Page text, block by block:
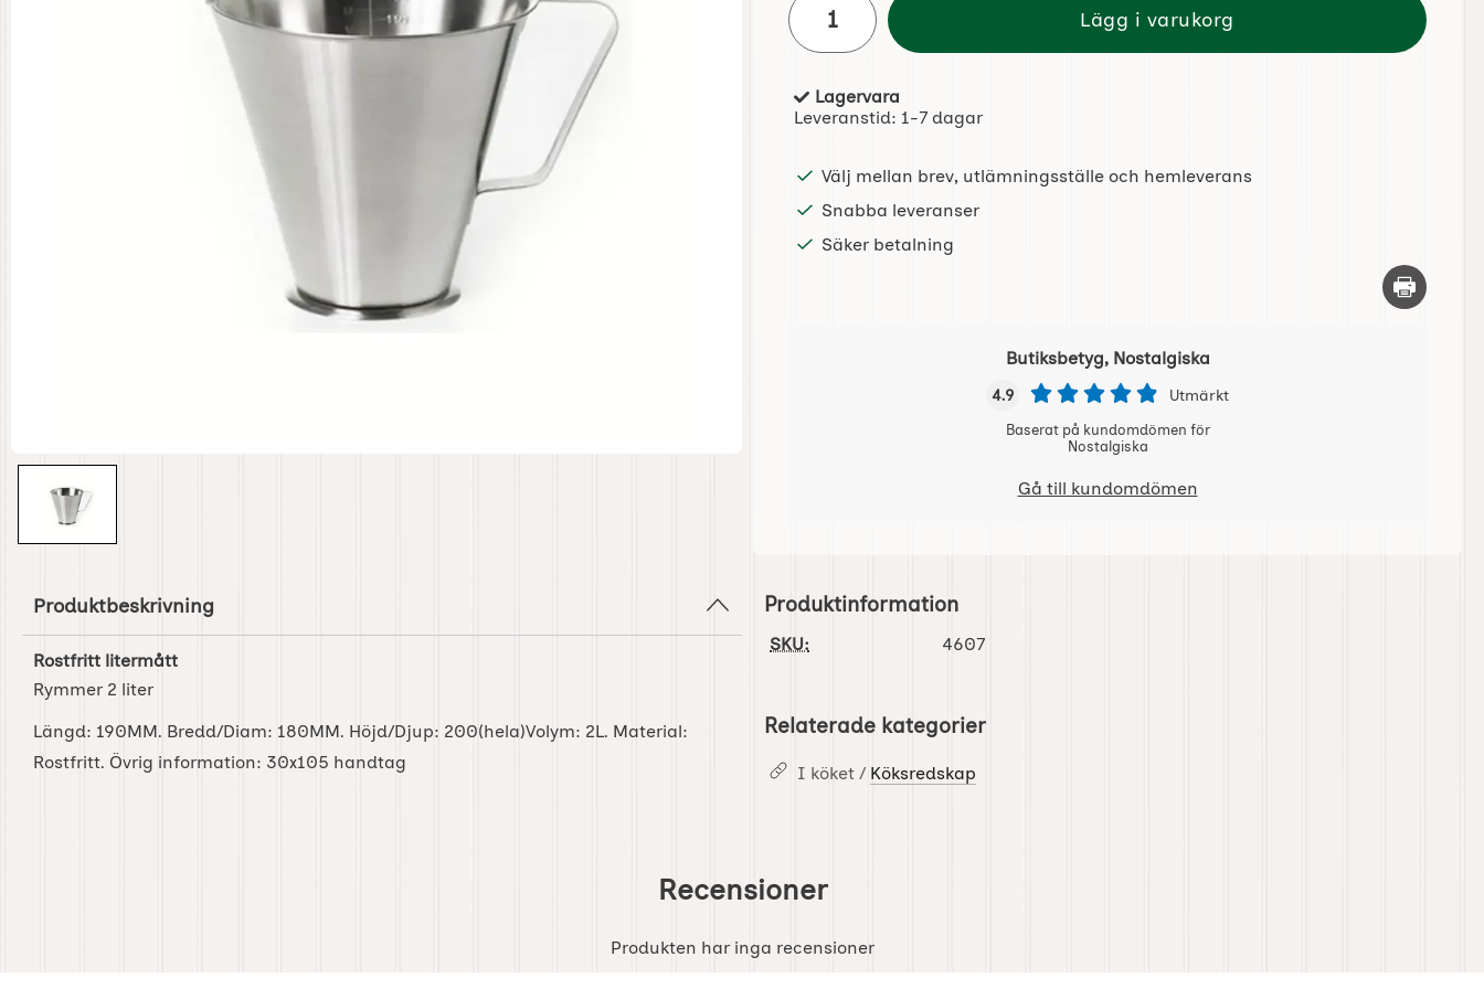
Lägg i varukorg
Tillgänglighet:
Lagervara
Leveranstid: 1-7 dagar
Välj mellan brev, utlämningsställe och hemleverans
Snabba leveranser
Säker betalning
Skriv ut
Butiksbetyg, Nostalgiska
4.9 Utmärkt
Baserat på kundomdömen för
Nostalgiska
Gå till kundomdömen
Produktbeskrivning
Rostfritt litermått
Rymmer 2 liter
Längd: 190MM. Bredd/Diam: 180MM. Höjd/Djup: 200(hela)Volym: 2L. Material:
Rostfritt. Övrig information: 30x105 handtag
Produktinformation
SKU: 4607
Relaterade kategorier
I köket / Köksredskap
Recensioner
Produkten har inga recensioner